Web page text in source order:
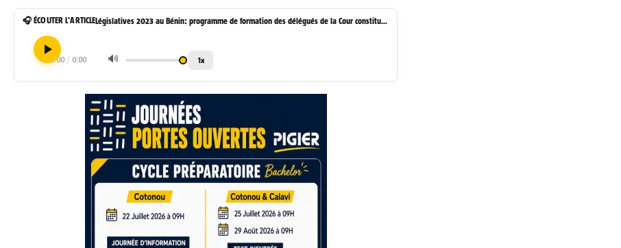
🎧 ÉCOUTER L'ARTICLE Législatives 2023 au Bénin: programme de formation des délégués de la Cour constitutionnelle
0:00 / 0:00 🔊 1x